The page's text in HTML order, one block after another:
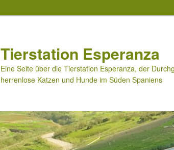
Tierstation Esperanza
Eine Seite über die Tierstation Esperanza, der
herrenlose Katzen und Hunde im Süden Spaniens